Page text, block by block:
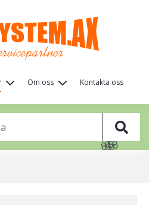
Om oss Kontakta oss
🌸
🌸
🌸